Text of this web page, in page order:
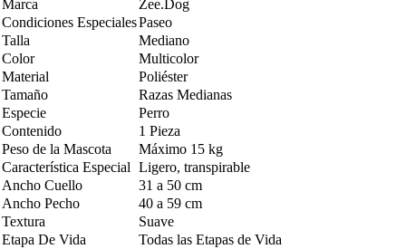
Marca
Zee.Dog
Condiciones EspecialesPaseo
Talla
Mediano
Color
Multicolor
Material
Poliéster
Tamaño
Razas Medianas
Especie
Perro
Contenido
1 Pieza
Peso de la Mascota
Máximo 15 kg
Característica Especial Ligero, transpirable
Ancho Cuello
31 a 50 cm
Ancho Pecho
40 a 59 cm
Textura
Suave
Etapa De Vida
Todas las Etapas de Vida